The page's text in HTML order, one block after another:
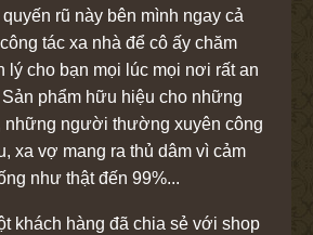
rũ này bên mình ngay cả
tác xa nhà để cô ấy chăm
lý cho bạn mọi lúc mọi nơi rất an
phẩm hữu hiệu cho những
những người thường xuyên công
xa vợ mang ra thủ dâm vì cảm
như thật đến 99%...
khách hàng đã chia sẻ với shop